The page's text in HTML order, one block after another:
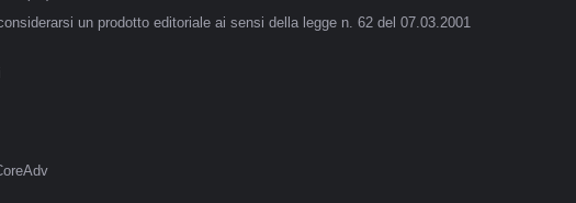
un prodotto editoriale ai sensi della legge n. 62 del 07.03.2001